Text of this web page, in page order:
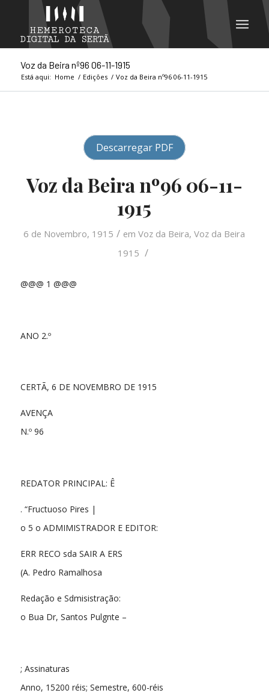
Voz da Beira nº96 06-11-1915
Está aqui: Home / Edições / Voz da Beira nº96 06-11-1915
Descarregar PDF
Voz da Beira nº96 06-11-
1915
6 de Novembro, 1915 / emVoz da Beira,Voz da Beira
1915 /
@@@ 1 @@@
ANO 2.º
CERTÃ, 6 DE NOVEMBRO DE 1915
AVENÇA
N.º 96
REDATOR PRINCIPAL: Ê
. “Fructuoso Pires |
o 5 o ADMIMISTRADOR E EDITOR:
ERR RECO sda SAIR A ERS
(A. Pedro Ramalhosa
Redação e Sdmisistração:
o Bua Dr, Santos Pulgnte –
; Assinaturas
Anno, 15200 réis; Semestre, 600-réis